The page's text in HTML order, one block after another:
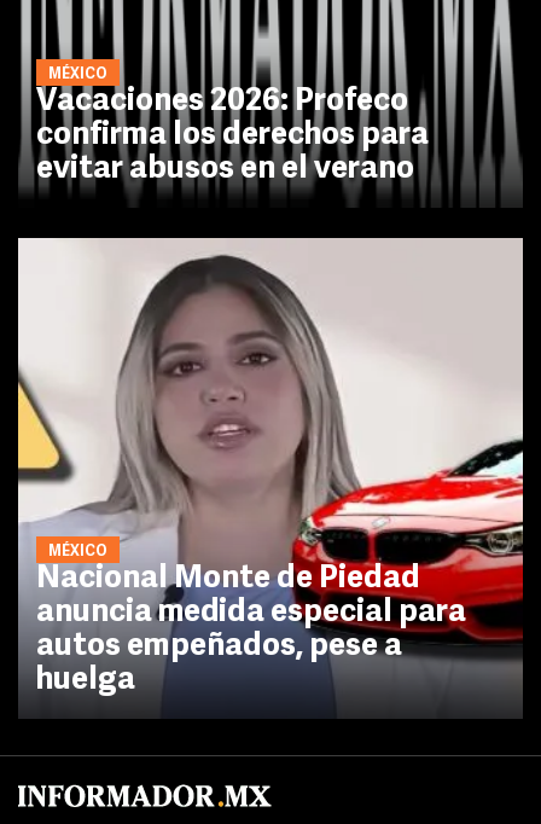
MÉXICO
Vacaciones 2026: Profeco
confirma los derechos para
evitar abusos en el verano
MÉXICO
Nacional Monte de Piedad
anuncia medida especial para
autos empeñados, pese a
huelga